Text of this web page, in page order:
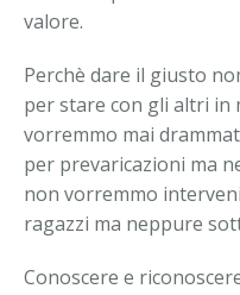
valore.
Perchè dare il giusto
per stare con gli altri
vorremmo mai
per prevaricazioni ma
non vorremmo
ragazzi ma neppure
Conoscere e